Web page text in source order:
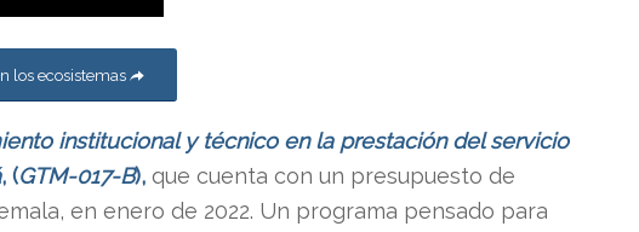
los ecosistemas
institucional y técnico en la prestación del servicio
, (GTM-017-B), que cuenta con un presupuesto de
en enero de 2022. Un programa pensado para